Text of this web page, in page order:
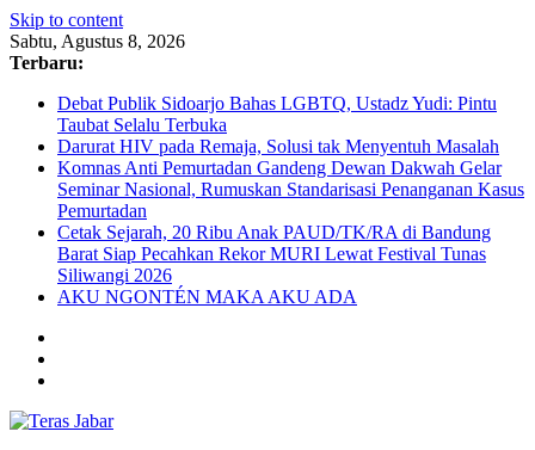
Skip to content
Sabtu, Agustus 8, 2026
Terbaru:
Debat Publik Sidoarjo Bahas LGBTQ, Ustadz Yudi: Pintu
Taubat Selalu Terbuka
Darurat HIV pada Remaja, Solusi tak Menyentuh Masalah
Komnas Anti Pemurtadan Gandeng Dewan Dakwah Gelar
Seminar Nasional, Rumuskan Standarisasi Penanganan Kasus
Pemurtadan
Cetak Sejarah, 20 Ribu Anak PAUD/TK/RA di Bandung
Barat Siap Pecahkan Rekor MURI Lewat Festival Tunas
Siliwangi 2026
AKU NGONTÉN MAKA AKU ADA